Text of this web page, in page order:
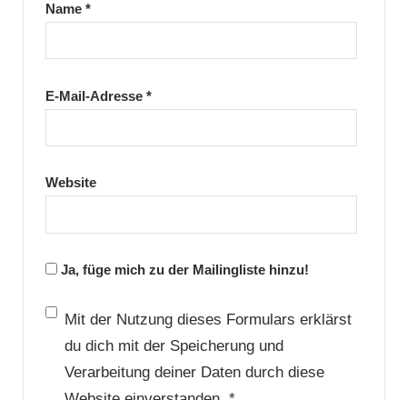
Name *
E-Mail-Adresse *
Website
Ja, füge mich zu der Mailingliste hinzu!
Mit der Nutzung dieses Formulars erklärst
du dich mit der Speicherung und
Verarbeitung deiner Daten durch diese